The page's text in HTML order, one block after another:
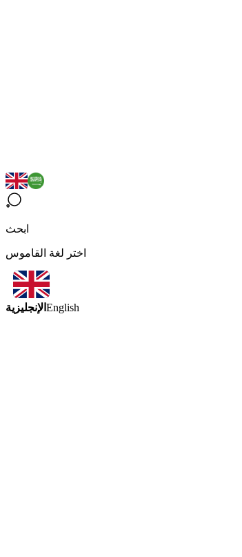
ابحث
اختر لغة القاموس
الإنجليزية English